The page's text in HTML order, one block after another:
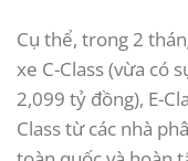
Cụ thể, trong 2
xe C-Class (vừa có
2,099 tỷ đồng), E-
Class từ các nhà